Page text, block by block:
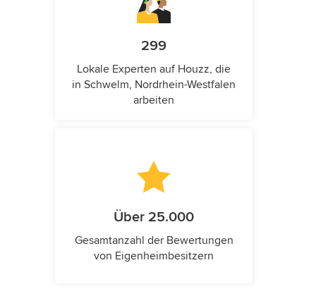
299
Lokale Experten auf Houzz, die
in Schwelm, Nordrhein-Westfalen
arbeiten
Über 25.000
Gesamtanzahl der Bewertungen
von Eigenheimbesitzern